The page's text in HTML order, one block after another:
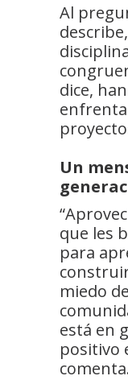
Al
dice,
Un
que les
para
miedo
está en
positivo